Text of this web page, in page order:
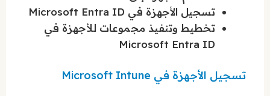
تسجيل الأجهزة في Microsoft Entra ID
تخطيط وتنفيذ مجموعات للأجهزة في
Microsoft Entra ID
تسجيل الأجهزة في Microsoft Intune